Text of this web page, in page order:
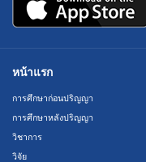
หน้าแรก
การศึกษาก่อนปริญญา
การศึกษาหลังปริญญา
วิชาการ
วิจัย